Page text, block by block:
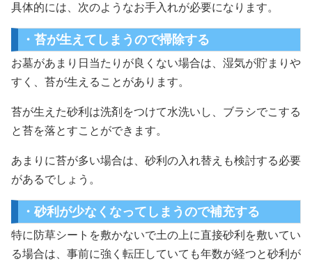
具体的には、次のようなお手入れが必要になります。
・苔が生えてしまうので掃除する
お墓があまり日当たりが良くない場合は、湿気が貯まりや
すく、苔が生えることがあります。
苔が生えた砂利は洗剤をつけて水洗いし、ブラシでこする
と苔を落とすことができます。
あまりに苔が多い場合は、砂利の入れ替えも検討する必要
があるでしょう。
・砂利が少なくなってしまうので補充する
特に防草シートを敷かないで土の上に直接砂利を敷いてい
る場合は、事前に強く転圧していても年数が経つと砂利が